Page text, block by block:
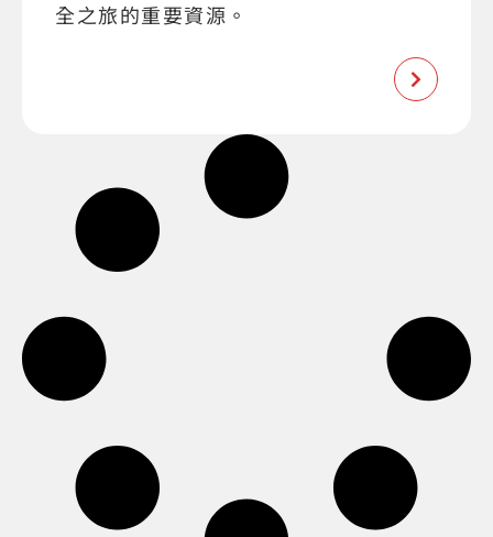
全之旅的重要資源。